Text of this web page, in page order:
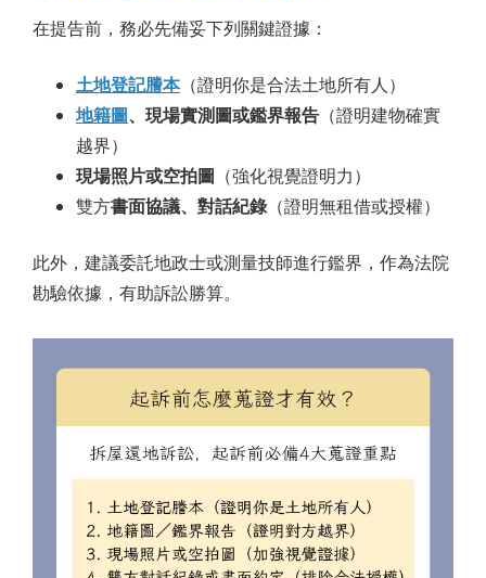
在提告前，務必先備妥下列關鍵證據：
土地登記謄本（證明你是合法土地所有人）
地籍圖、現場實測圖或鑑界報告 （證明建物確實
越界）
現場照片或空拍圖 （強化視覺證明力）
雙方書面協議、對話紀錄（證明無租借或授權）
此外，建議委託地政士或測量技師進行鑑界，作為法院
勘驗依據，有助訴訟勝算。